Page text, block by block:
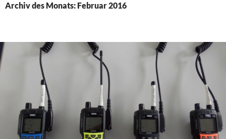
Archiv des Monats: Februar 2016